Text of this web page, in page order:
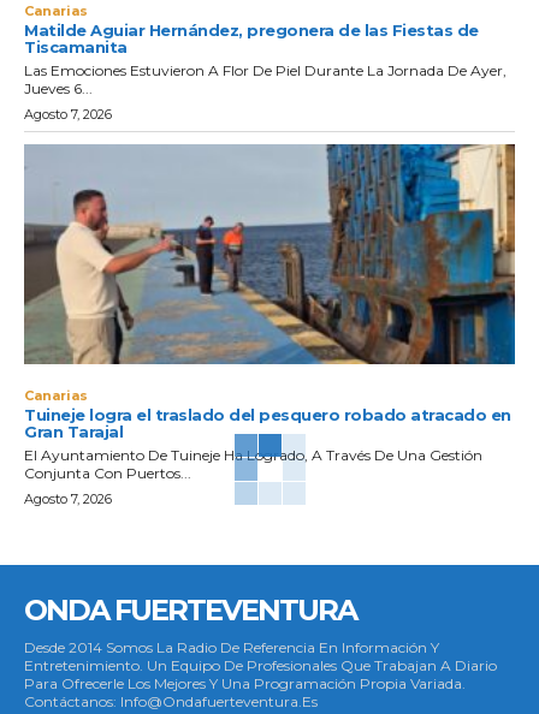
Canarias
Matilde Aguiar Hernández, pregonera de las Fiestas de
Tiscamanita
Las Emociones Estuvieron A Flor De Piel Durante La Jornada De Ayer,
Jueves 6...
Agosto 7, 2026
Canarias
Tuineje logra el traslado del pesquero robado atracado en
Gran Tarajal
El Ayuntamiento De Tuineje Ha Logrado, A Través De Una Gestión
Conjunta Con Puertos...
Agosto 7, 2026
ONDA FUERTEVENTURA
Desde 2014 Somos La Radio De Referencia En Información Y
Entretenimiento. Un Equipo De Profesionales Que Trabajan A Diario
Para Ofrecerle Los Mejores Y Una Programación Propia Variada.
Contáctanos: Info@ondafuerteventura.es